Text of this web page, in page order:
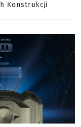
Konstrukcji